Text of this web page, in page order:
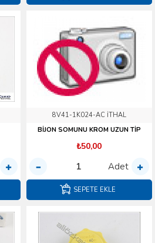
8V41-1K024-AC İTHAL
BİJON SOMUNU KROM UZUN TİP
₺50,00
Adet
SEPETE EKLE